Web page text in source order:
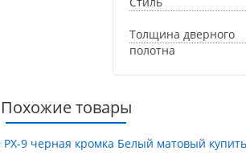
Толщина дверного
полотна
Похожие товары